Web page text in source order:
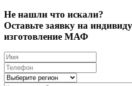
Не нашли что искали?
Оставьте заявку на
изготовление МАФ